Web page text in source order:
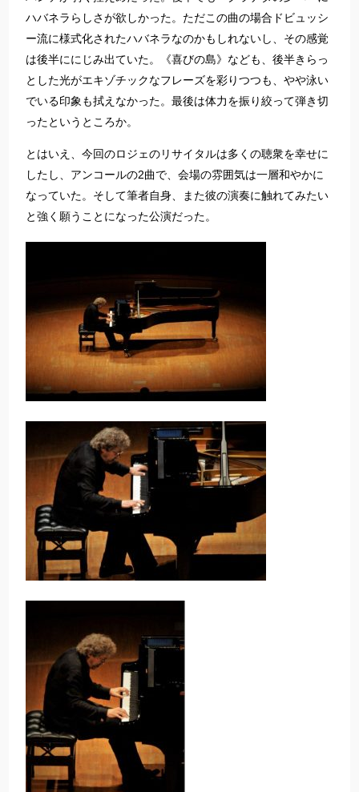
ハバネラらしさが欲しかった。ただこの曲の場合ドビュッシ
ー流に様式化されたハバネラなのかもしれないし、その感覚
は後半ににじみ出ていた。《喜びの島》なども、後半きらっ
とした光がエキゾチックなフレーズを彩りつつも、やや泳い
でいる印象も拭えなかった。最後は体力を振り絞って弾き切
ったというところか。
とはいえ、今回のロジェのリサイタルは多くの聴衆を幸せに
したし、アンコールの2曲で、会場の雰囲気は一層和やかに
なっていた。そして筆者自身、また彼の演奏に触れてみたい
と強く願うことになった公演だった。